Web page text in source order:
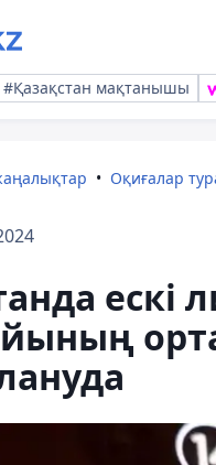
#Қазақстан мақтанышы
Оқиғалар
ескі